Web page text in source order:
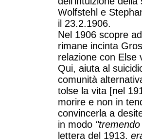
Wolfstehl e
il 23.2.1906.
Nel 1906 scopre
rimane incinta
relazione con Else
Qui, aiuta al
comunità
tolse la vita [nel
morire e non in
convincerla a
in modo
lettera del 1913,